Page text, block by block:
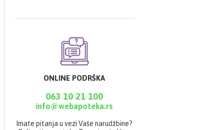
ONLINE PODRŠKA
063 10 21 100
info@webapoteka.rs
Imate pitanja u vezi Vaše narudžbine?